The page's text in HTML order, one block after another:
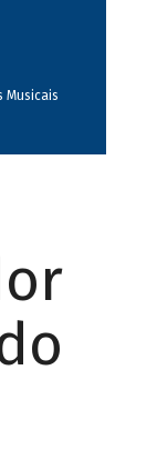
Musicais